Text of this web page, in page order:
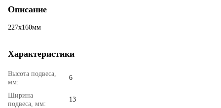
Описание
227х160мм
Характеристики
Высота подвеса,
мм:
6
Ширина
подвеса, мм:
13